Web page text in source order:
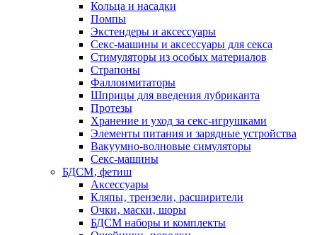
Кольца и насадки
Помпы
Экстендеры и аксессуары
Секс-машины и аксессуары для секса
Стимуляторы из особых материалов
Страпоны
Фаллоимитаторы
Шприцы для введения лубриканта
Протезы
Хранение и уход за секс-игрушками
Элементы питания и зарядные устройства
Вакуумно-волновые симуляторы
Секс-машины
БДСМ‚ фетиш
Аксессуары
Кляпы‚ трензели‚ расширители
Очки‚ маски‚ шоры
БДСМ наборы и комплекты